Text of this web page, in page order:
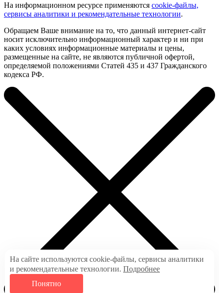
На информационном ресурсе применяются cookie-файлы,
сервисы аналитики и рекомендательные технологии.
Обращаем Ваше внимание на то, что данный интернет-сайт
носит исключительно информационный характер и ни при
каких условиях информационные материалы и цены,
размещенные на сайте, не являются публичной офертой,
определяемой положениями Статей 435 и 437 Гражданского
кодекса РФ.
На сайте используются cookie-файлы, сервисы аналитики
и рекомендательные технологии. Подробнее
Понятно